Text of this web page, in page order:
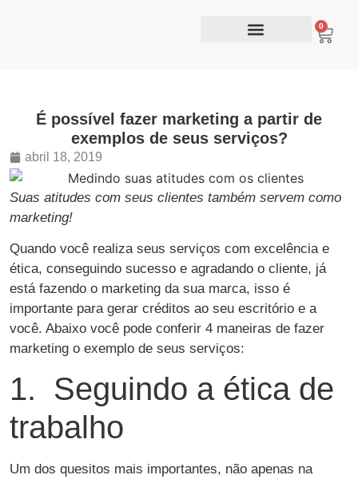
0
É possível fazer marketing a partir de
exemplos de seus serviços?
abril 18, 2019
Suas atitudes com seus clientes também servem como
marketing!
Quando você realiza seus serviços com excelência e
ética, conseguindo sucesso e agradando o cliente, já
está fazendo o marketing da sua marca, isso é
importante para gerar créditos ao seu escritório e a
você. Abaixo você pode conferir 4 maneiras de fazer
marketing o exemplo de seus serviços:
1. Seguindo a ética de
trabalho
Um dos quesitos mais importantes, não apenas na